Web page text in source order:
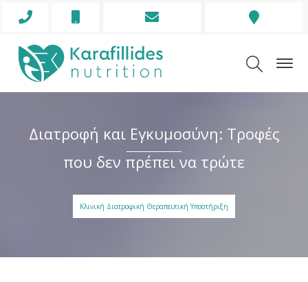
Phone
Envelope
Address
Διατροφή και Εγκυμοσύνη: Τροφές
που δεν πρέπει να τρώτε
Κλινική Διατροφική Θεραπευτική Υποστήριξη